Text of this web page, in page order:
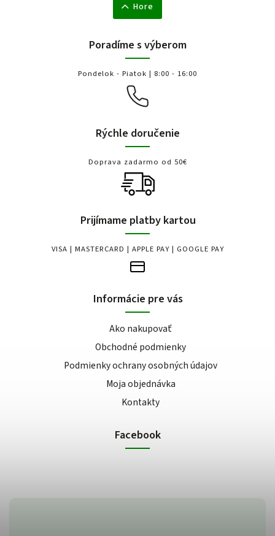
Hore
Poradíme s výberom
Pondelok - Piatok | 8:00 - 16:00
Rýchle doručenie
Doprava zadarmo od 50€
Prijímame platby kartou
VISA | MASTERCARD | APPLE PAY | GOOGLE PAY
Informácie pre vás
Ako nakupovať
Obchodné podmienky
Podmienky ochrany osobných údajov
Moja objednávka
Kontakty
Facebook